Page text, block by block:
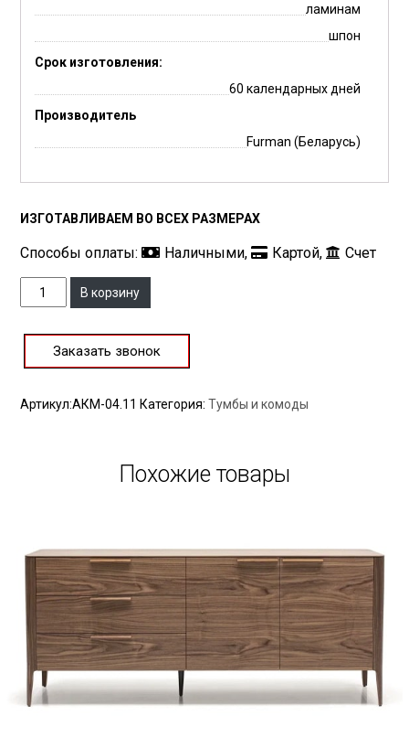
ламинам
шпон
Срок изготовления:
60 календарных дней
Производитель
Furman (Беларусь)
ИЗГОТАВЛИВАЕМ ВО ВСЕХ РАЗМЕРАХ
Способы оплаты: Наличными, Картой, Счет
КоличествоВ корзину
Заказать звонок
Артикул:АКМ-04.11 Категория: Тумбы и комоды
Похожие товары